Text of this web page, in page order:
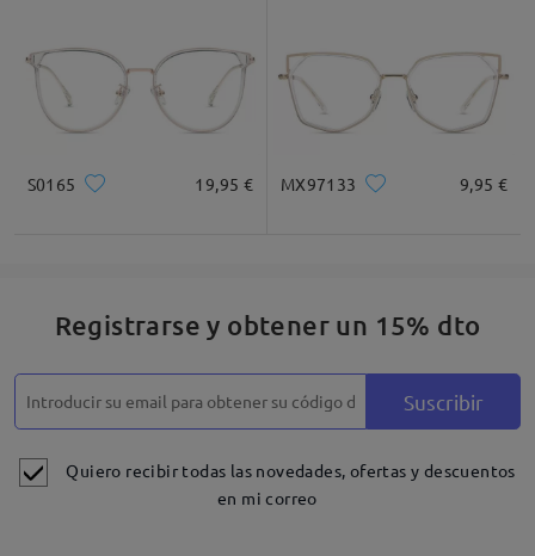
S0165 19,95 € MX97133 9,95 €
Registrarse y obtener un 15% dto
Suscribir
Quiero recibir todas las novedades, ofertas y descuentos
en mi correo